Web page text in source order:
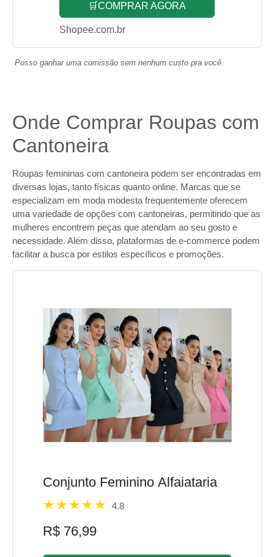
🛒COMPRAR AGORA
Shopee.com.br
Posso ganhar uma comissão sem nenhum custo pra você.
Onde Comprar Roupas com
Cantoneira
Roupas femininas com cantoneira podem ser encontradas em
diversas lojas, tanto físicas quanto online. Marcas que se
especializam em moda modesta frequentemente oferecem
uma variedade de opções com cantoneiras, permitindo que as
mulheres encontrem peças que atendam ao seu gosto e
necessidade. Além disso, plataformas de e-commerce podem
facilitar a busca por estilos específicos e promoções.
Conjunto Feminino Alfaiataria
4.8
R$ 76,99